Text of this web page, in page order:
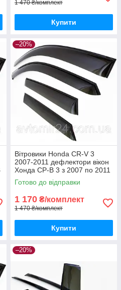
1 470 ₴/комплект
Купити
–20%
Вітровики Honda CR-V 3
2007-2011 дефлектори вікон
Хонда СР-В 3 з 2007 по 2011
(комплект 4шт)
Готово до відправки
1 170 ₴/комплект
1 470 ₴/комплект
Купити
–20%